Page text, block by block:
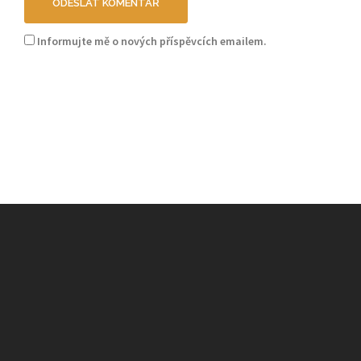
Informujte mě o nových příspěvcích emailem.